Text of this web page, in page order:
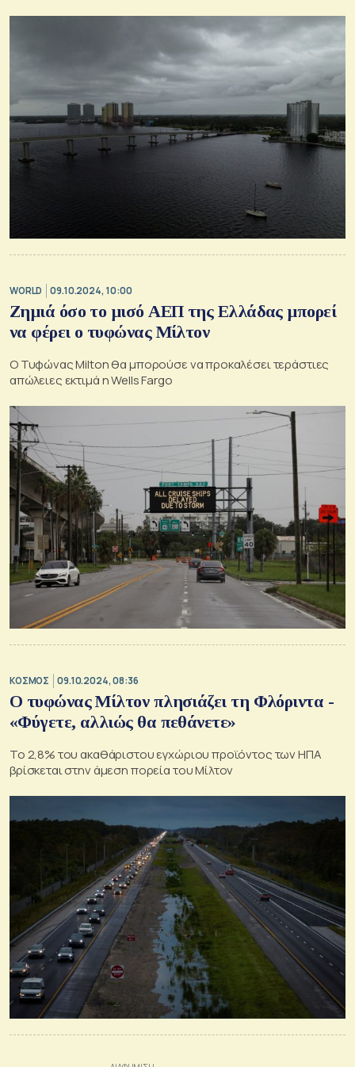
WORLD 09.10.2024, 10:00
Ζημιά όσο το μισό ΑΕΠ της Ελλάδας μπορεί
να φέρει ο τυφώνας Μίλτον
Ο Τυφώνας Milton θα μπορούσε να προκαλέσει τεράστιες
απώλειες εκτιμά η Wells Fargo
ΚΟΣΜΟΣ 09.10.2024, 08:36
Ο τυφώνας Μίλτον πλησιάζει τη Φλόριντα -
«Φύγετε, αλλιώς θα πεθάνετε»
Το 2,8% του ακαθάριστου εγχώριου προϊόντος των ΗΠΑ
βρίσκεται στην άμεση πορεία του Μίλτον